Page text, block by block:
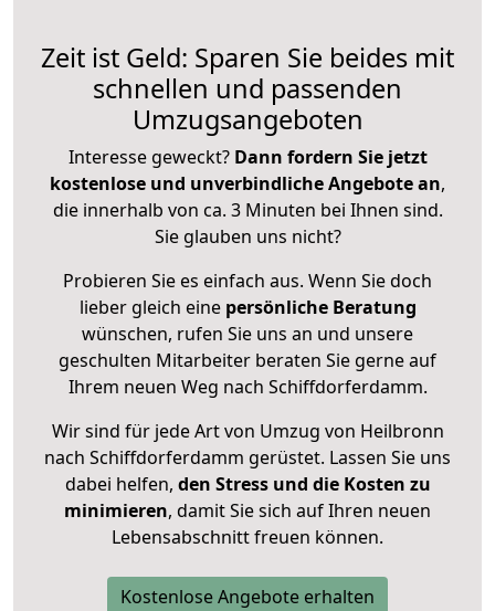
Zeit ist Geld: Sparen Sie beides mit
schnellen und passenden
Umzugsangeboten
Interesse geweckt? Dann fordern Sie jetzt
kostenlose und unverbindliche Angebote an,
die innerhalb von ca. 3 Minuten bei Ihnen sind.
Sie glauben uns nicht?
Probieren Sie es einfach aus. Wenn Sie doch
lieber gleich eine persönliche Beratung
wünschen, rufen Sie uns an und unsere
geschulten Mitarbeiter beraten Sie gerne auf
Ihrem neuen Weg nach Schiffdorferdamm.
Wir sind für jede Art von Umzug von Heilbronn
nach Schiffdorferdamm gerüstet. Lassen Sie uns
dabei helfen, den Stress und die Kosten zu
minimieren, damit Sie sich auf Ihren neuen
Lebensabschnitt freuen können.
Kostenlose Angebote erhalten